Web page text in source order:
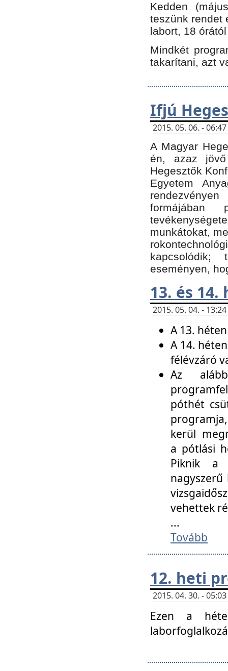
Kedden
teszünk rendet
labort, 18
Mindkét
takarítani, azt
Ifjú
2015. 05. 06. -
A Magyar
én, azaz
Hegesztők
Egyetem
formájában
munkátokat,
eseményen,
13. és
2015. 05. 04. -
A 13.
A 14.
félévzáró
Az
póthét
kerül
a pótlási
Piknik a
vehettek
...
Tovább
12. heti
2015. 04. 30. -
Ezen a